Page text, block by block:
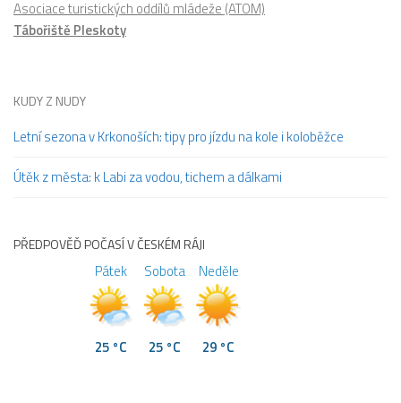
Asociace turistických oddílů mládeže (ATOM)
Tábořiště Pleskoty
KUDY Z NUDY
Letní sezona v Krkonoších: tipy pro jízdu na kole i koloběžce
Útěk z města: k Labi za vodou, tichem a dálkami
PŘEDPOVĚĎ POČASÍ V ČESKÉM RÁJI
Pátek
25 °C
Sobota
25 °C
Neděle
29 °C